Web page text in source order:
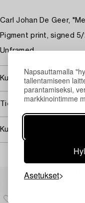
Napsauttamalla
tallentamiseen
parantamiseksi,
markkinointimme
Asetukset
Carl Johan De Geer,
Pigment print, signed
Unframed.
Kuuluu
Tietoa ostamisesta
Kuvan käyttöoikeudet